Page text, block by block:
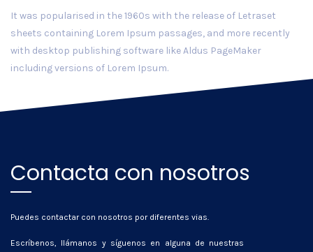
It was popularised in the 1960s with the release of Letraset
sheets containing Lorem Ipsum passages, and more recently
with desktop publishing software like Aldus PageMaker
including versions of Lorem Ipsum.
Contacta con nosotros
Puedes contactar con nosotros por diferentes vias.
Escríbenos, llámanos y síguenos en alguna de nuestras